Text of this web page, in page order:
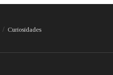
Curiosidades